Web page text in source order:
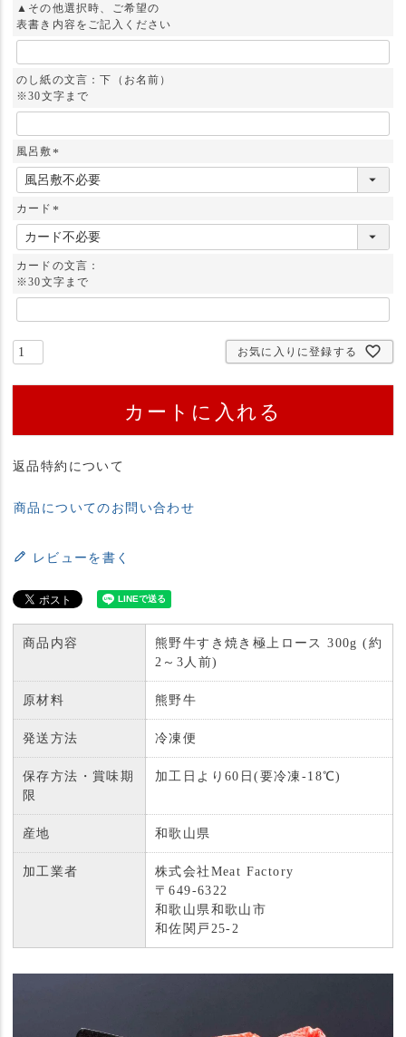
)
▲その他選択時、ご希望の
表書き内容をご記入ください
のし紙の文言：下（お名前）
※30文字まで
風呂敷
(
必
須
カード
(
必
須
)
カードの文言：
※30文字まで
お気に入りに登録する
カートに入れる
返品特約について
商品についてのお問い合わせ
レビューを書く
商品内容
熊野牛すき焼き極上ロース 300g (約
2～3人前)
原材料 熊野牛
発送方法 冷凍便
保存方法・賞味期
限
加工日より60日(要冷凍-18℃)
産地 和歌山県
加工業者
株式会社Meat Factory
〒649-6322
和歌山県和歌山市
和佐関戸25-2